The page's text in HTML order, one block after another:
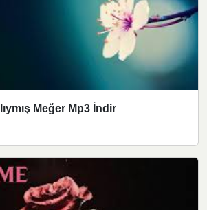
Meğer Mp3 İndir